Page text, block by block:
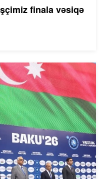
finala vəsiqə